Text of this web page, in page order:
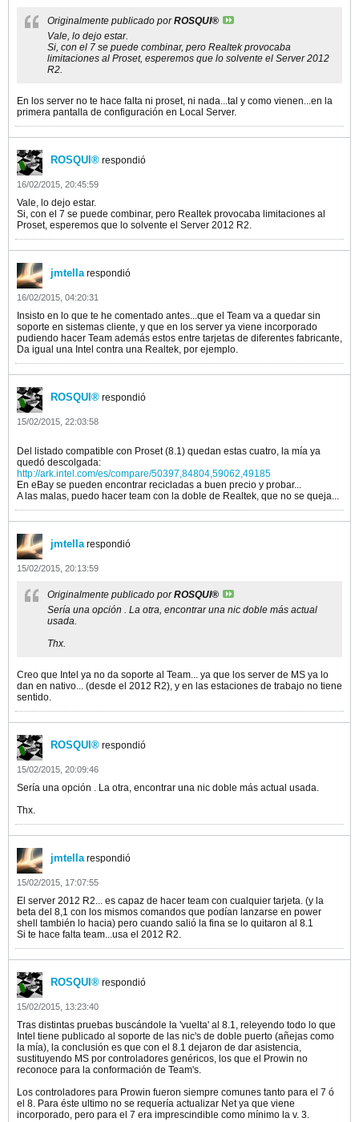
Originalmente publicado porROSQUI®
Vale, lo dejo estar.
Si, con el 7 se puede combinar, pero Realtek provocaba
limitaciones al Proset, esperemos que lo solvente el Server 2012
R2.
En los server no te hace falta ni proset, ni nada...tal y como vienen...en la
primera pantalla de configuración en Local Server.
ROSQUI® respondió
16/02/2015, 20:45:59
Vale, lo dejo estar.
Si, con el 7 se puede combinar, pero Realtek provocaba limitaciones al
Proset, esperemos que lo solvente el Server 2012 R2.
jmtellarespondió
16/02/2015, 04:20:31
Insisto en lo que te he comentado antes...que el Team va a quedar sin
soporte en sistemas cliente, y que en los server ya viene incorporado
pudiendo hacer Team además estos entre tarjetas de diferentes fabricante,
Da igual una Intel contra una Realtek, por ejemplo.
ROSQUI® respondió
15/02/2015, 22:03:58
Del listado compatible con Proset (8.1) quedan estas cuatro, la mía ya
quedó descolgada:
http://ark.intel.com/es/compare/50397,84804,59062,49185
En eBay se pueden encontrar recicladas a buen precio y probar...
A las malas, puedo hacer team con la doble de Realtek, que no se queja...
jmtellarespondió
15/02/2015, 20:13:59
Originalmente publicado porROSQUI®
Sería una opción . La otra, encontrar una nic doble más actual
usada.
Thx.
Creo que Intel ya no da soporte al Team... ya que los server de MS ya lo
dan en nativo... (desde el 2012 R2), y en las estaciones de trabajo no tiene
sentido.
ROSQUI® respondió
15/02/2015, 20:09:46
Sería una opción . La otra, encontrar una nic doble más actual usada.
Thx.
jmtellarespondió
15/02/2015, 17:07:55
El server 2012 R2... es capaz de hacer team con cualquier tarjeta. (y la
beta del 8,1 con los mismos comandos que podían lanzarse en power
shell también lo hacia) pero cuando salió la fina se lo quitaron al 8.1
Si te hace falta team...usa el 2012 R2.
ROSQUI® respondió
15/02/2015, 13:23:40
Tras distintas pruebas buscándole la 'vuelta' al 8.1, releyendo todo lo que
Intel tiene publicado al soporte de las nic's de doble puerto (añejas como
la mía), la conclusión es que con el 8.1 dejaron de dar asistencia,
sustituyendo MS por controladores genéricos, los que el Prowin no
reconoce para la conformación de Team's.
Los controladores para Prowin fueron siempre comunes tanto para el 7 ó
el 8. Para éste ultimo no se requería actualizar Net ya que viene
incorporado, pero para el 7 era imprescindible como mínimo la v. 3.